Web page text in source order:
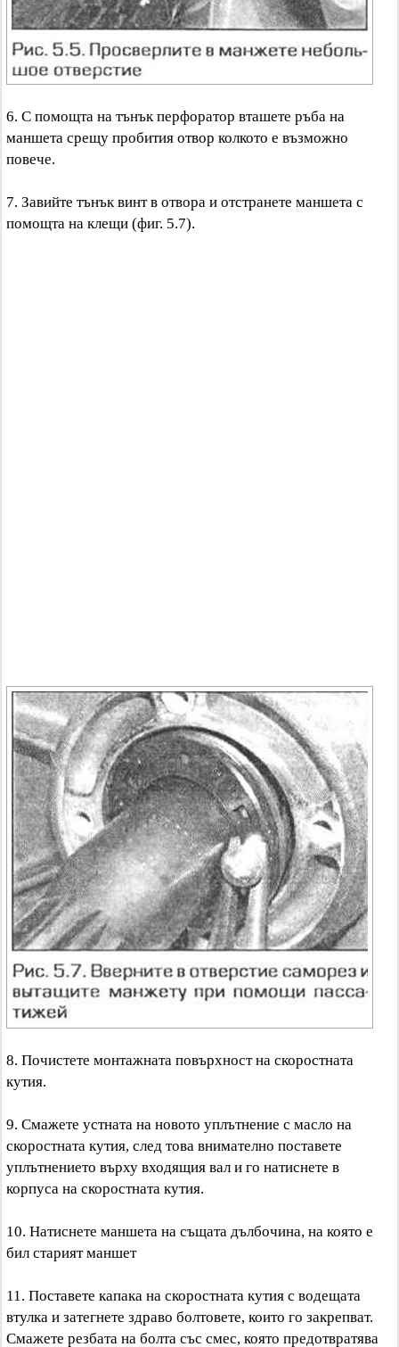
6. С помощта на тънък перфоратор вташете ръба на
маншета срещу пробития отвор колкото е възможно
повече.
7. Завийте тънък винт в отвора и отстранете маншета с
помощта на клещи (фиг. 5.7).
8. Почистете монтажната повърхност на скоростната
кутия.
9. Смажете устната на новото уплътнение с масло на
скоростната кутия, след това внимателно поставете
уплътнението върху входящия вал и го натиснете в
корпуса на скоростната кутия.
10. Натиснете маншета на същата дълбочина, на която е
бил старият маншет
11. Поставете капака на скоростната кутия с водещата
втулка и затегнете здраво болтовете, които го закрепват.
Смажете резбата на болта със смес, която предотвратява